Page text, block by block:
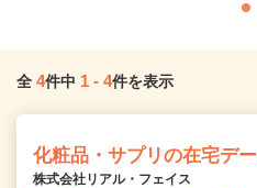
全 4件中 1 - 4件を表示
化粧品・サプリの在宅デ
株式会社リアル・フェイス